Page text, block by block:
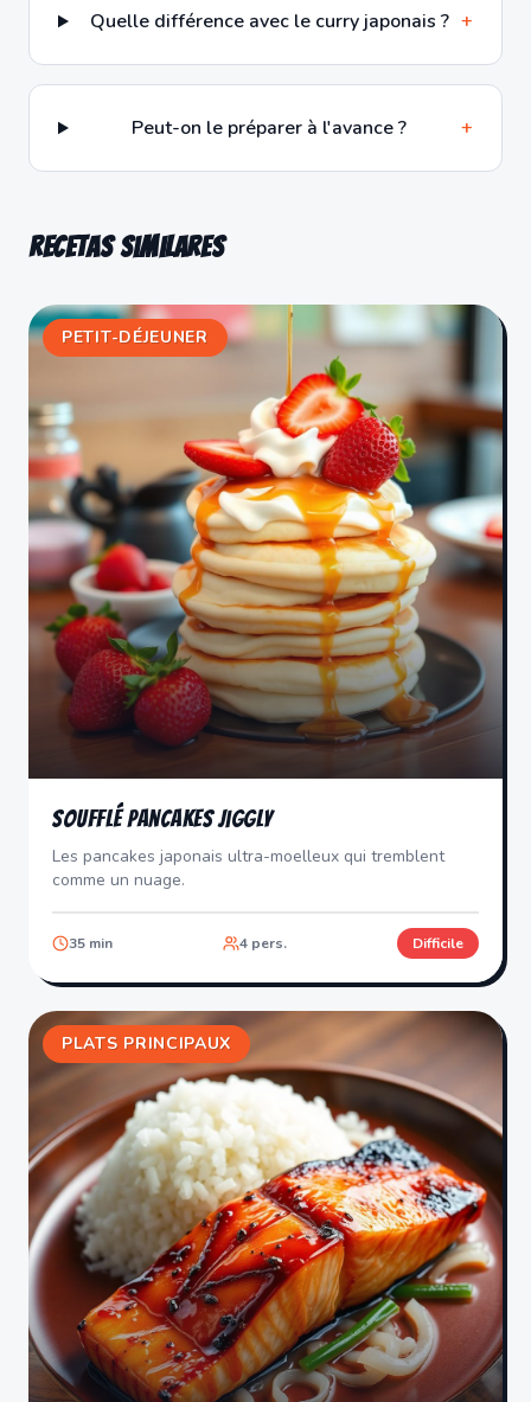
Quelle différence avec le curry japonais ? +
Peut-on le préparer à l'avance ? +
Recetas similares
PETIT-DÉJEUNER
Soufflé Pancakes Jiggly
Les pancakes japonais ultra-moelleux qui tremblent
comme un nuage.
35 min 4 pers. Difficile
PLATS PRINCIPAUX